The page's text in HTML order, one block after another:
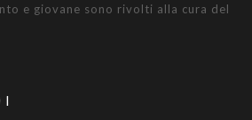
e giovane sono rivolti alla cura del